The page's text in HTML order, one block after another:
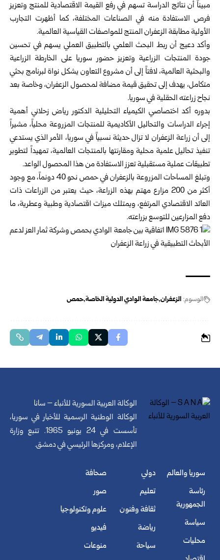
مبيناً أن نتائج الدراسة تسهم في رفع القيمة الاقتصادية للمنتج وتعزيز
فرص الاستفادة منه في الصناعات المختلفة، كما أظهرت التجارب
الأولية مطابقة الزعفران المنتج للمواصفات القياسية العالمية.
وأكد دعيج أن ربط البحث العلمي بالتطبيق العملي يسهم في تحسين
جودة المنتجات الزراعية وتعزيز حضور سوريا على الخارطة الزراعية
والبحثية العالمية، لافتاً إلى أن مشروع التعاون يشكل نواة لبرنامج بحثي
متكامل، يهدف إلى تحقيق قيمة مضافة لمحصول الزعفران، وخاصة بعد
نجاح زراعته الحقلية في سوريا.
بدوره أكد اختصاصي الكيمياء التحليلية الدكتور رياض زحلاني أهمية
إجراء الدراسات والتحاليل الأكاديمية للمنتجات المزروعة محلياً، مشيراً
إلى أن زراعة الزعفران لا تزال حديثة نسبياً في سوريا، الأمر الذي يستدعي
تنفيذ تحاليل علمية محلية ومقارنتها بالمنتجات العالمية، تمهيداً لتطوير
تطبيقات عملية مستقبلية تعزز الاستفادة من هذا المحصول الواعد.
وتبلغ المساحات المزروعة بالزعفران في حمص نحو 40 دونماً، مع وجود
أكثر من 200 مزارع مهتم بهذه الزراعة، حيث يعتبر من الزراعات ذات
العائد الاقتصادي المرتفع، ويمتلك ميزات اقتصادية وطبية وعطرية، ما
دفع المزارعين للتوسع بزراعته.
الوسوم: الزعفران جامعة الوادي الدولية الخاصة حمص
الوكالة العربية السورية للأنباء – سانا
الوكالة الوطنية الرسمية للأخبار في سوريا،
تأسست في 24 يونيو 1965. تتبع وزارة
الإعلام، ومركزها الرئيسي في دمشق.
سوريا والعالم
رئاسة
الجمهورية
سياسة
محليات
دولي
تعليم
ثقافة وفنون
رياضة
سياحة
صحافة
صور
علوم وتكنولوجيا
فيديو
منوعات